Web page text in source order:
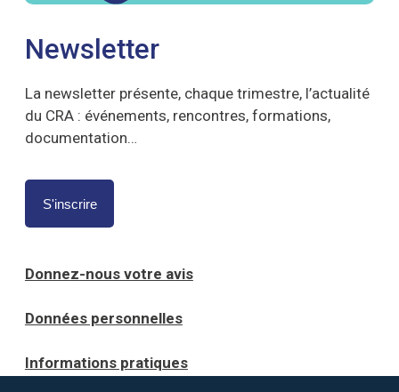
Newsletter
La newsletter présente, chaque trimestre, l’actualité
du CRA : événements, rencontres, formations,
documentation…
S'inscrire
Donnez-nous votre avis
Données personnelles
Informations pratiques